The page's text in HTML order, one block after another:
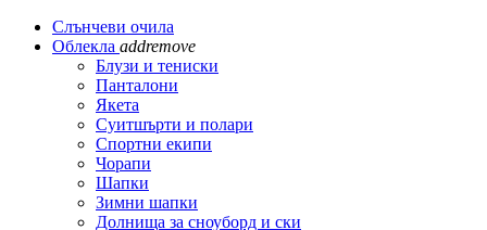
Слънчеви очила
Облекла addremove
Блузи и тениски
Панталони
Якета
Суитшърти и полари
Спортни екипи
Чорапи
Шапки
Зимни шапки
Долнища за сноуборд и ски